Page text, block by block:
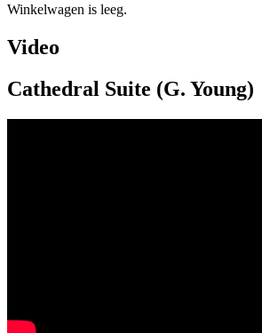
Winkelwagen is leeg.
Video
Cathedral Suite (G. Young)